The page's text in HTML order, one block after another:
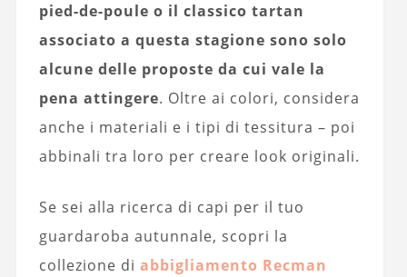
pied-de-poule o il classico tartan
associato a questa stagione sono solo
alcune delle proposte da cui vale la
pena attingere. Oltre ai colori, considera
anche i materiali e i tipi di tessitura – poi
abbinali tra loro per creare look originali.
Se sei alla ricerca di capi per il tuo
guardaroba autunnale, scopri la
collezione di abbigliamento Recman